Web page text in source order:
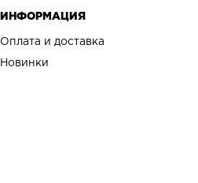
ИНФОРМАЦИЯ
Оплата и доставка
Новинки